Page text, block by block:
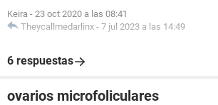
Keira - 23 oct 2020 a las 08:41
Theycallmedarlinx - 7 jul 2023 a las 14:49
6 respuestas
ovarios microfoliculares